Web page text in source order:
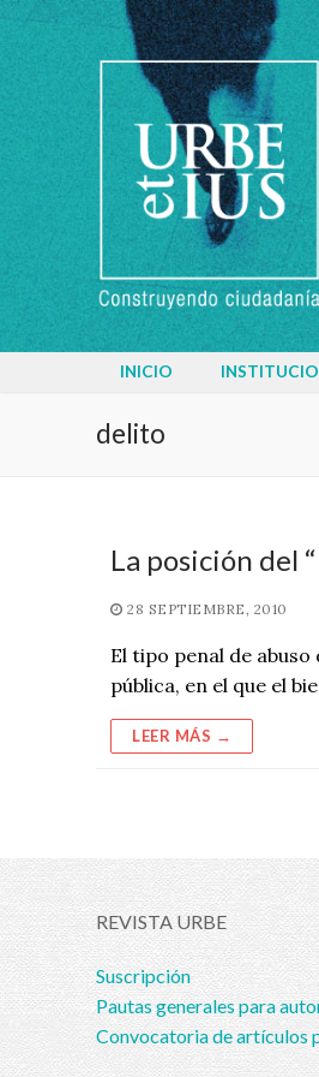
INICIO
delito
La posición del
28 SEPTIEMBRE, 2010
El tipo penal de
pública, en el que el
LEER MÁS →
REVISTA URBE
Suscripción
Pautas generales para
Convocatoria de artículos